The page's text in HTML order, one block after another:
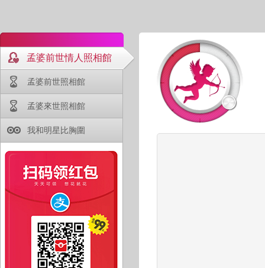
孟婆前世情人照相館
孟婆前世照相館
孟婆來世照相館
我和明星比胸圍